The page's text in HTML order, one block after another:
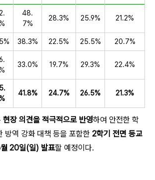
48.
7%
28.3% 25.9% 21.2%
38.3% 22.5% 25.5% 20.7%
33.0% 19.7% 29.3% 22.4%
41.8% 24.7% 26.5% 21.3%
현장 의견을 적극적으로 반영하여 안전한 학
방역 강화 대책 등을 포함한 2학기 전면 등교
20일(일) 발표할 예정이다.